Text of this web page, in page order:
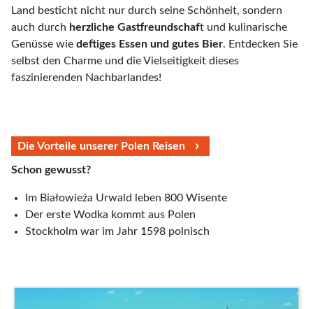
Land besticht nicht nur durch seine Schönheit, sondern
auch durch herzliche Gastfreundschaft und kulinarische
Genüsse wie deftiges Essen und gutes Bier. Entdecken Sie
selbst den Charme und die Vielseitigkeit dieses
faszinierenden Nachbarlandes!
Die Vorteile unserer Polen Reisen
Schon gewusst?
Im Białowieża Urwald leben 800 Wisente
Der erste Wodka kommt aus Polen
Stockholm war im Jahr 1598 polnisch